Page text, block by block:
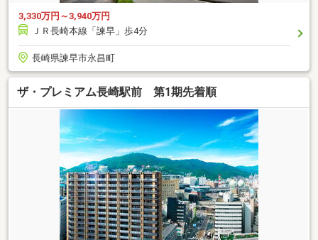
3,330万円～3,940万円
ＪＲ長崎本線「諫早」歩4分
長崎県諫早市永昌町
ザ・プレミアム長崎駅前 第1期先着順